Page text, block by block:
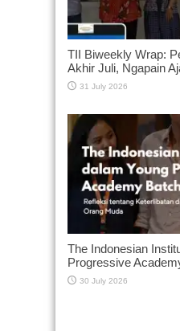
TII Biweekly Wrap:
Akhir Juli, Ngapain
31 July 2026
The Indonesian
Progressive
30 July 2026